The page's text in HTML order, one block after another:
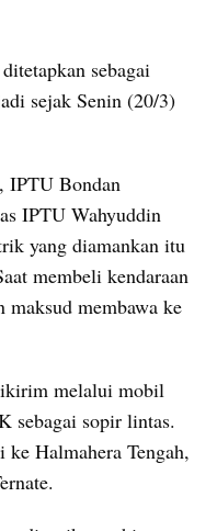
sebagai
sejak Senin (20/3)
IPTU Bondan
IPTU Wahyuddin
yang diamankan itu
membeli kendaraan
membawa ke
melalui mobil
sebagai sopir lintas.
Halmahera Tengah,